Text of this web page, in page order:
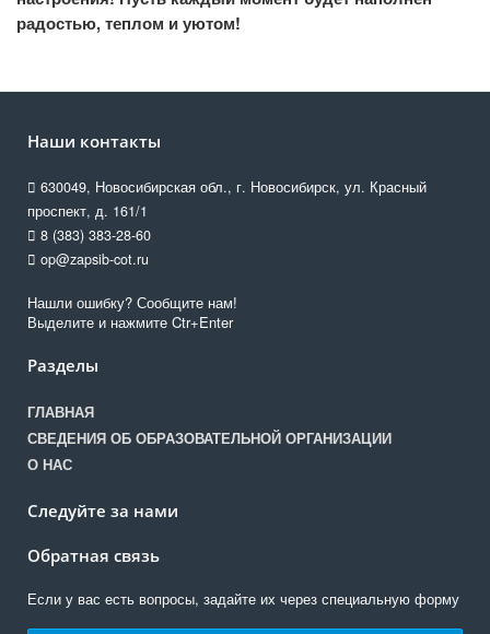
радостью, теплом и уютом!
Наши контакты
630049, Новосибирская обл., г. Новосибирск, ул. Красный
проспект, д. 161/1
8 (383) 383-28-60
op@zapsib-cot.ru
Нашли ошибку? Сообщите нам!
Выделите и нажмите Ctr+Enter
Разделы
ГЛАВНАЯ
СВЕДЕНИЯ ОБ ОБРАЗОВАТЕЛЬНОЙ ОРГАНИЗАЦИИ
О НАС
Следуйте за нами
Обратная связь
Если у вас есть вопросы, задайте их через специальную форму